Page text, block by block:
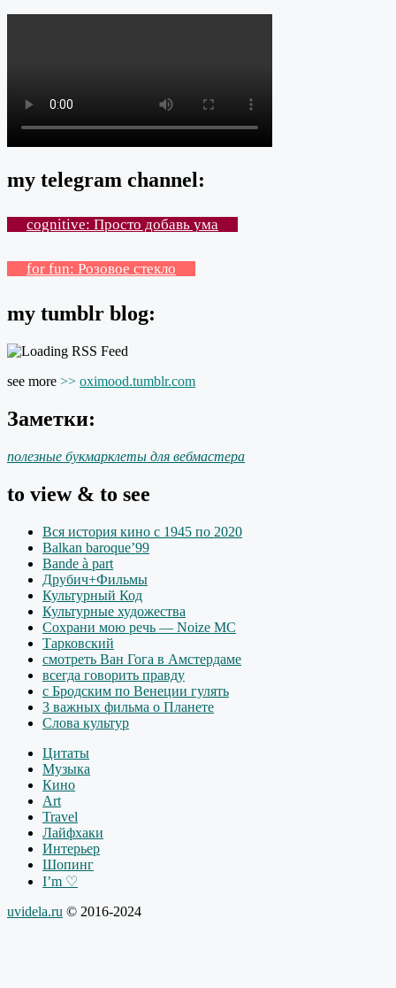
my telegram channel:
cognitive: Просто добавь ума
for fun: Розовое стекло
my tumblr blog:
see more >> oximood.tumblr.com
Заметки:
полезные букмарклеты для вебмастера
to view & to see
Вся история кино с 1945 по 2020
Balkan baroque’99
Bande à part
Друбич+Фильмы
Культурный Код
Культурные художества
Сохрани мою речь — Noize MC
Тарковский
смотреть Ван Гога в Амстердаме
всегда говорить правду
с Бродским по Венеции гулять
3 важных фильма о Планете
Слова культур
Цитаты
Музыка
Кино
Art
Travel
Лайфхаки
Интерьер
Шопинг
I’m ♡
uvidela.ru © 2016-2024